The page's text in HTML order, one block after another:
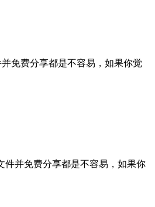
免费分享都是不容易，如果你觉
件并免费分享都是不容易，如果你